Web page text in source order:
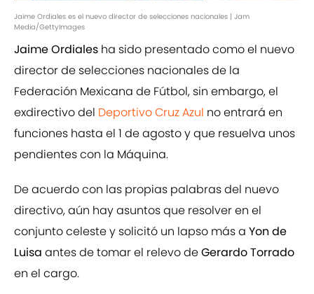
Jaime Ordiales es el nuevo director de selecciones nacionales | Jam
Media/GettyImages
Jaime Ordiales ha sido presentado como el nuevo
director de selecciones nacionales de la
Federación Mexicana de Fútbol, sin embargo, el
exdirectivo del Deportivo Cruz Azul no entrará en
funciones hasta el 1 de agosto y que resuelva unos
pendientes con la Máquina.
De acuerdo con las propias palabras del nuevo
directivo, aún hay asuntos que resolver en el
conjunto celeste y solicitó un lapso más a Yon de
Luisa antes de tomar el relevo deGerardo Torrado
en el cargo.